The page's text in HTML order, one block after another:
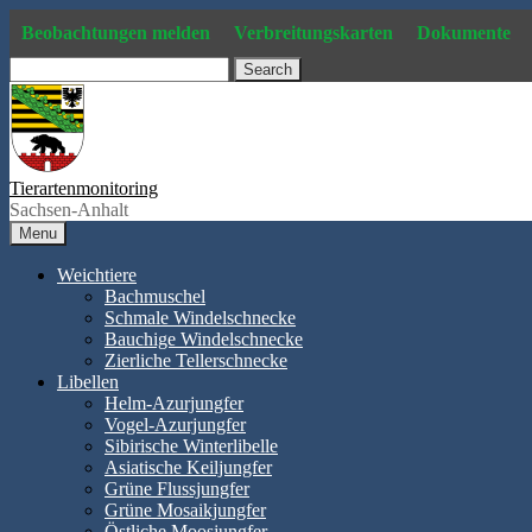
to
content
Beobachtungen melden Verbreitungskarten Dokumente
Tierartenmonitoring
Sachsen-Anhalt
Menu
Weichtiere
Bachmuschel
Schmale Windelschnecke
Bauchige Windelschnecke
Zierliche Tellerschnecke
Libellen
Helm-Azurjungfer
Vogel-Azurjungfer
Sibirische Winterlibelle
Asiatische Keiljungfer
Grüne Flussjungfer
Grüne Mosaikjungfer